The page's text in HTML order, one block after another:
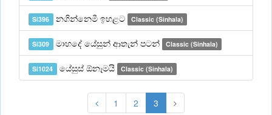
Si396 නගින්නෙමී ඉහළට Classic (Sinhala)
Si309 මාහදේ යේසුන් ආතැන් පටන් Classic (Sinhala)
Si1024 යේසුස් ඕනෑමයි Classic (Sinhala)
1 2 3